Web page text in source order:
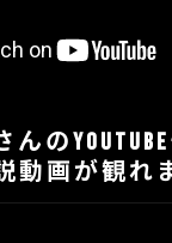
んの
動画が観れ